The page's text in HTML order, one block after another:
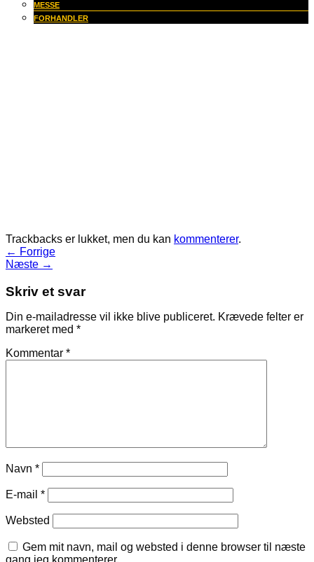
MESSE
FORHANDLER
Trackbacks er lukket, men du kan kommenterer.
← Forrige
Næste →
Skriv et svar
Din e-mailadresse vil ikke blive publiceret. Krævede felter er
markeret med *
Kommentar *
Navn *
E-mail *
Websted
Gem mit navn, mail og websted i denne browser til næste
gang jeg kommenterer.